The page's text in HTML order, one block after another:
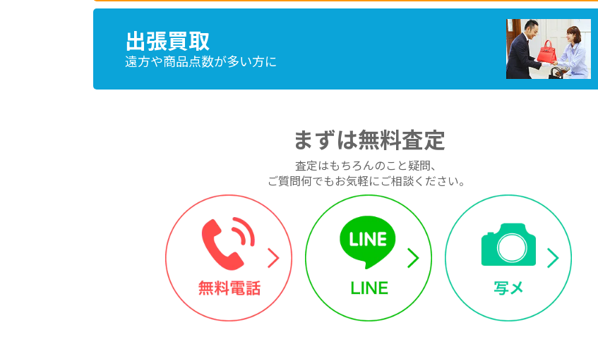
出張買取
遠方や商品点数が多い方に
まずは無料査定
査定はもちろんのこと疑問、
ご質問何でもお気軽にご相談ください。